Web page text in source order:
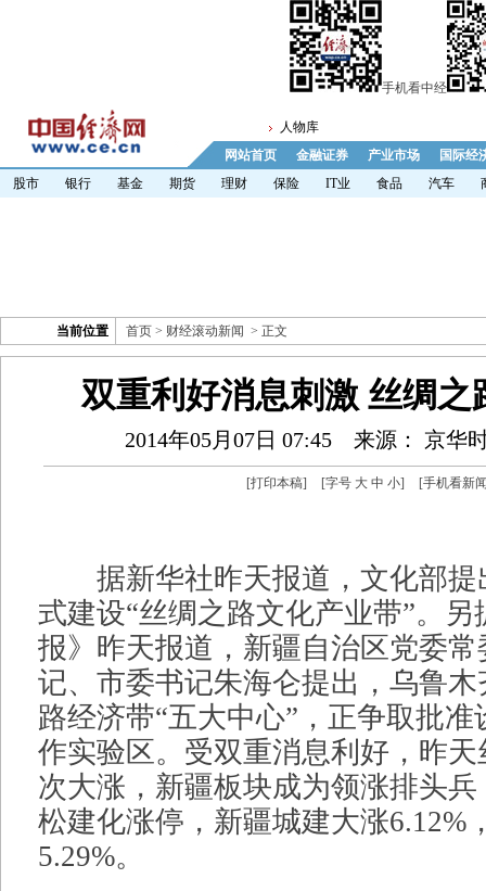
手机看中经
人物库
网站首页
金融证券 产业市场
国际经
股市
银行 基金 期货 理财 保险 IT业 食品 汽车
当前位置 首页 > 财经滚动新闻 > 正文
双重利好消息刺激 丝绸之
2014年05月07日 07:45 来源： 京华
[打印本稿] [字号 大 中 小] [手机看新
据新华社昨天报道，文化部提
式建设“丝绸之路文化产业带”。
报》昨天报道，新疆自治区党委
记、市委书记朱海仑提出，乌鲁
路经济带“五大中心”，正争取批
作实验区。受双重消息利好，昨
次大涨，新疆板块成为领涨排头
松建化涨停，新疆城建大涨6.12%
5.29%。